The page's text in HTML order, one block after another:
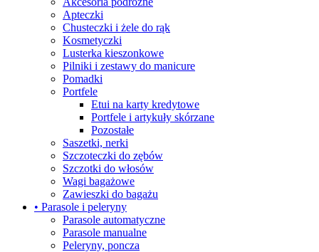
Apteczki
Chusteczki i żele do rąk
Kosmetyczki
Lusterka kieszonkowe
Pilniki i zestawy do manicure
Pomadki
Portfele
Etui na karty kredytowe
Portfele i artykuły skórzane
Pozostałe
Saszetki, nerki
Szczoteczki do zębów
Szczotki do włosów
Wagi bagażowe
Zawieszki do bagażu
• Parasole i peleryny
Parasole automatyczne
Parasole manualne
Peleryny, poncza